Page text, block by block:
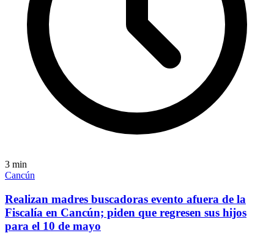
3 min
Cancún
Realizan madres buscadoras evento afuera de la
Fiscalía en Cancún; piden que regresen sus hijos
para el 10 de mayo